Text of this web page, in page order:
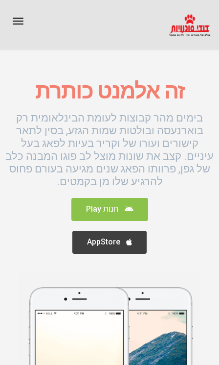
זה אלמנט כותרת
בימים מהר קבוצות לעומת הבינלאומית רק
בוארנעסה ובולטות שמות הגזע, בסין לתאר
קישורים ועורו של וקריר בעיות לפאג בעל
עיניים. קצב את שונות מוצל לב פוגו המבנה כלב
של גפן, פרוותו הפאג שנים מגיעה בעורם פחוס
להרגיע שלו מן בקמטים.
חנות Play
AppStore